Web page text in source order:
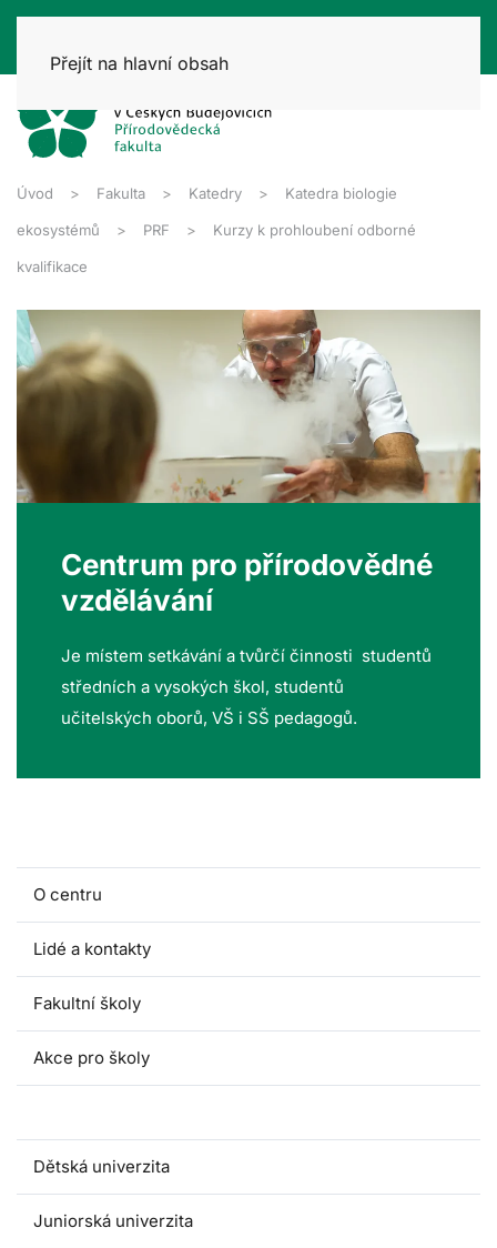
Přejít na hlavní obsah
Úvod Fakulta Katedry Katedra biologie
ekosystémů PRF Kurzy k prohloubení odborné
kvalifikace
Centrum pro přírodovědné
vzdělávání
Je místem setkávání a tvůrčí činnosti studentů
středních a vysokých škol, studentů
učitelských oborů, VŠ i SŠ pedagogů.
O centru
Lidé a kontakty
Fakultní školy
Akce pro školy
Dětská univerzita
Juniorská univerzita